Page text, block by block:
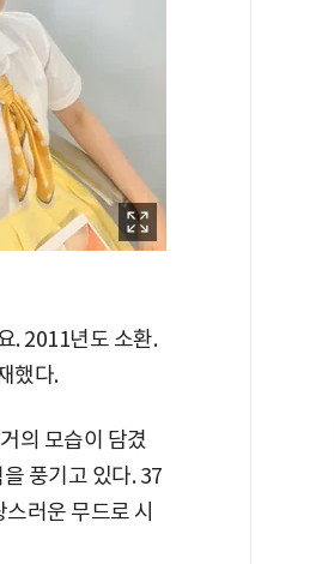
. 2011년도 소환.
했다.
의 모습이 담겼
풍기고 있다. 37
러운 무드로 시